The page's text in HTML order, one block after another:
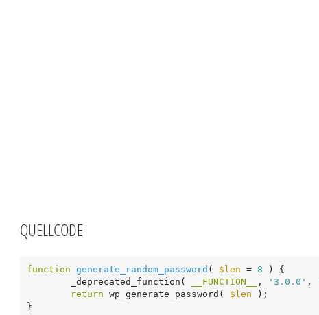
QUELLCODE
function generate_random_password ( $len = 8 )
{
	_deprecated_function(
__FUNCTION__ , '3.0.0' ,
return wp_generate_password( $len );
}